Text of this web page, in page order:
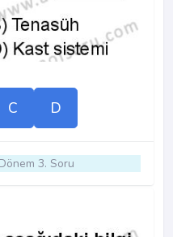
C D
3. Soru